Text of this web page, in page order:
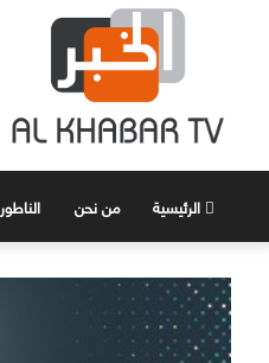
الرئيسية من نحن الناطور